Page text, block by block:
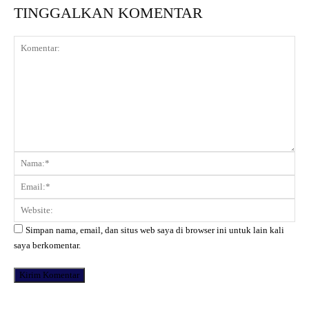
TINGGALKAN KOMENTAR
Komentar:
Simpan nama, email, dan situs web saya di browser ini untuk lain kali
saya berkomentar.